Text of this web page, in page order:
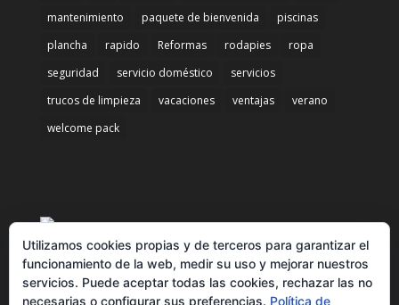
mantenimiento
paquete de bienvenida
piscinas
plancha
rapido Reformas rodapies
ropa
seguridad
servicio doméstico
servicios
trucos de limpieza
vacaciones ventajas
verano
welcome pack
Utilizamos cookies propias y de terceros para garantizar el
funcionamiento de la web, medir su uso y mejorar nuestros
servicios. Puede aceptar todas las cookies, rechazar las no
necesarias o configurar sus preferencias. Política de